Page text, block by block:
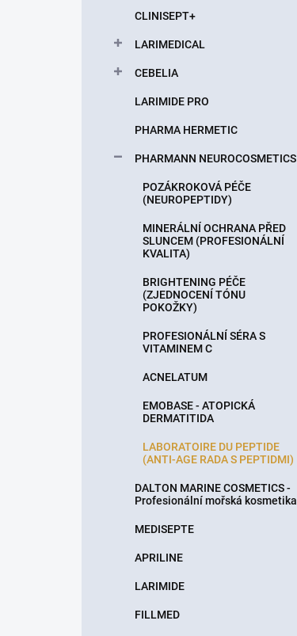
CLINISEPT+
LARIMEDICAL
CEBELIA
LARIMIDE PRO
PHARMA HERMETIC
PHARMANN NEUROCOSMETICS
POZÁKROKOVÁ PÉČE
(NEUROPEPTIDY)
MINERÁLNÍ OCHRANA PŘED
SLUNCEM (PROFESIONÁLNÍ
KVALITA)
BRIGHTENING PÉČE
(ZJEDNOCENÍ TÓNU
POKOŽKY)
PROFESIONÁLNÍ SÉRA S
VITAMINEM C
ACNELATUM
EMOBASE - ATOPICKÁ
DERMATITIDA
LABORATOIRE DU PEPTIDE
(ANTI-AGE RADA S PEPTIDMI)
DALTON MARINE COSMETICS -
Profesionální mořská kosmetika
MEDISEPTE
APRILINE
LARIMIDE
FILLMED